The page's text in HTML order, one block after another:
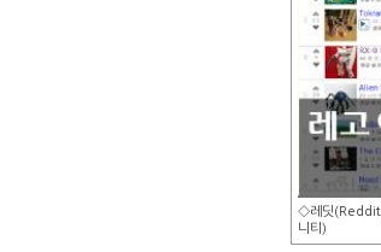
◇레딧(Reddit)
니티)